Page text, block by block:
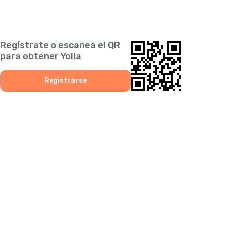
Regístrate o escanea el QR
para obtener Yolla
Registrarse